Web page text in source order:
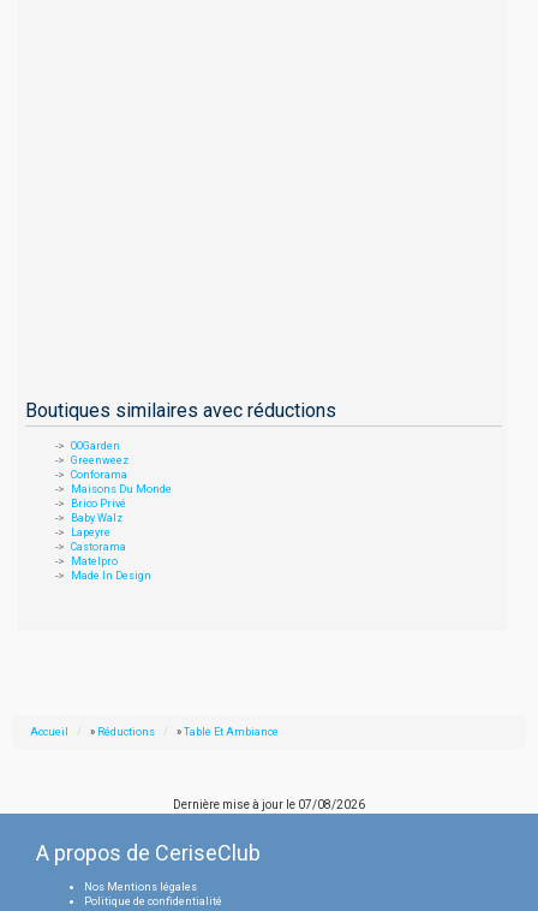
Boutiques similaires avec réductions
OOGarden
Greenweez
Conforama
Maisons Du Monde
Brico Privé
Baby Walz
Lapeyre
Castorama
Matelpro
Made In Design
Accueil » Réductions » Table Et Ambiance
Dernière mise à jour le 07/08/2026
A propos de CeriseClub
Nos Mentions légales
Politique de confidentialité